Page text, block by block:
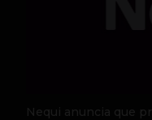
Nequi anuncia que